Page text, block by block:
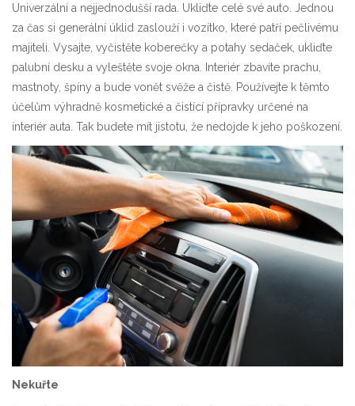
Univerzální a nejjednodušší rada. Ukliďte celé své auto. Jednou
za čas si generální úklid zaslouží i vozítko, které patří pečlivému
majiteli. Vysajte, vyčistěte koberečky a potahy sedaček, ukliďte
palubní desku a vyleštěte svoje okna. Interiér zbavíte prachu,
mastnoty, špíny a bude vonět svěže a čistě. Používejte k těmto
účelům výhradně kosmetické a čistící přípravky určené na
interiér auta. Tak budete mít jistotu, že nedojde k jeho poškození.
Nekuřte